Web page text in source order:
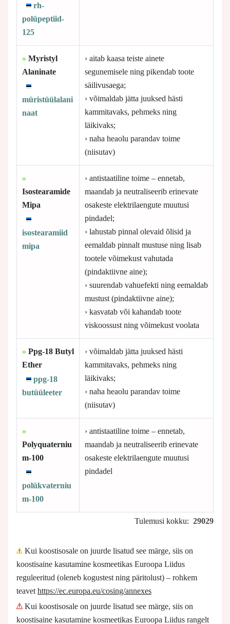
rh-
polüpeptiid-
125
» Myristyl
Alaninate
müristüülalani
naat
› aitab kaasa teiste ainete
segunemisele ning pikendab toote
säilivusaega;
› võimaldab jätta juuksed hästi
kammitavaks, pehmeks ning
läikivaks;
› naha heaolu parandav toime
(niisutav)
»
Isostearamide
Mipa
isostearamiid
mipa
› antistaatiline toime – ennetab,
maandab ja neutraliseerib erinevate
osakeste elektrilaengute muutusi
pindadel;
› lahustab pinnal olevaid õlisid ja
eemaldab pinnalt mustuse ning lisab
tootele võimekust vahutada
(pindaktiivne aine);
› suurendab vahuefekti ning eemaldab
mustust (pindaktiivne aine);
› kasvatab või kahandab toote
viskoossust ning võimekust voolata
» Ppg-18 Butyl
Ether
ppg-18
butüüleeter
› võimaldab jätta juuksed hästi
kammitavaks, pehmeks ning
läikivaks;
› naha heaolu parandav toime
(niisutav)
»
Polyquaterniu
m-100
polükvaterniu
m-100
› antistaatiline toime – ennetab,
maandab ja neutraliseerib erinevate
osakeste elektrilaengute muutusi
pindadel
Tulemusi kokku: 29029
Kui koostisosale on juurde lisatud see märge, siis on
koostisaine kasutamine kosmeetikas Euroopa Liidus
reguleeritud (oleneb kogustest ning päritolust) – rohkem
teavet https://ec.europa.eu/cosing/annexes
Kui koostisosale on juurde lisatud see märge, siis on
koostisaine kasutamine kosmeetikas Euroopa Liidus rangelt